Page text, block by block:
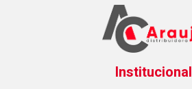
Institucional